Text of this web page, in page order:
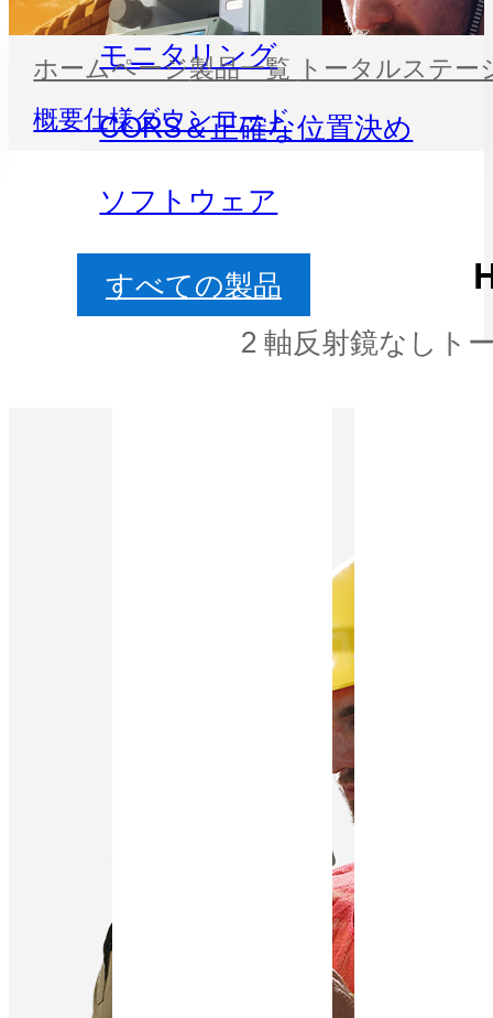
モニタリング
CORS＆正確な位置決め
ソフトウェア
すべての製品
ホームページ製品一覧 トータルステー
概要仕様ダウンロード
2 軸反射鏡なしト